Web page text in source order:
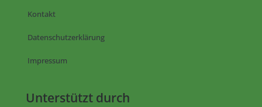
Kontakt
Datenschutzerklärung
Impressum
Unterstützt durch